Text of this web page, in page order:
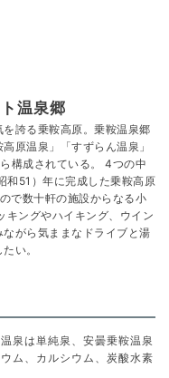
温泉郷
誇る乗鞍高原。乗鞍温泉郷
原温泉」「すずらん温泉」
構成されている。 4つの中
和51）年に完成した乗鞍高原
で数十軒の施設からなる小
キングやハイキング、ウイン
がら気ままなドライブと湯
い。
泉は単純泉、安曇乗鞍温泉
ム、カルシウム、炭酸水素